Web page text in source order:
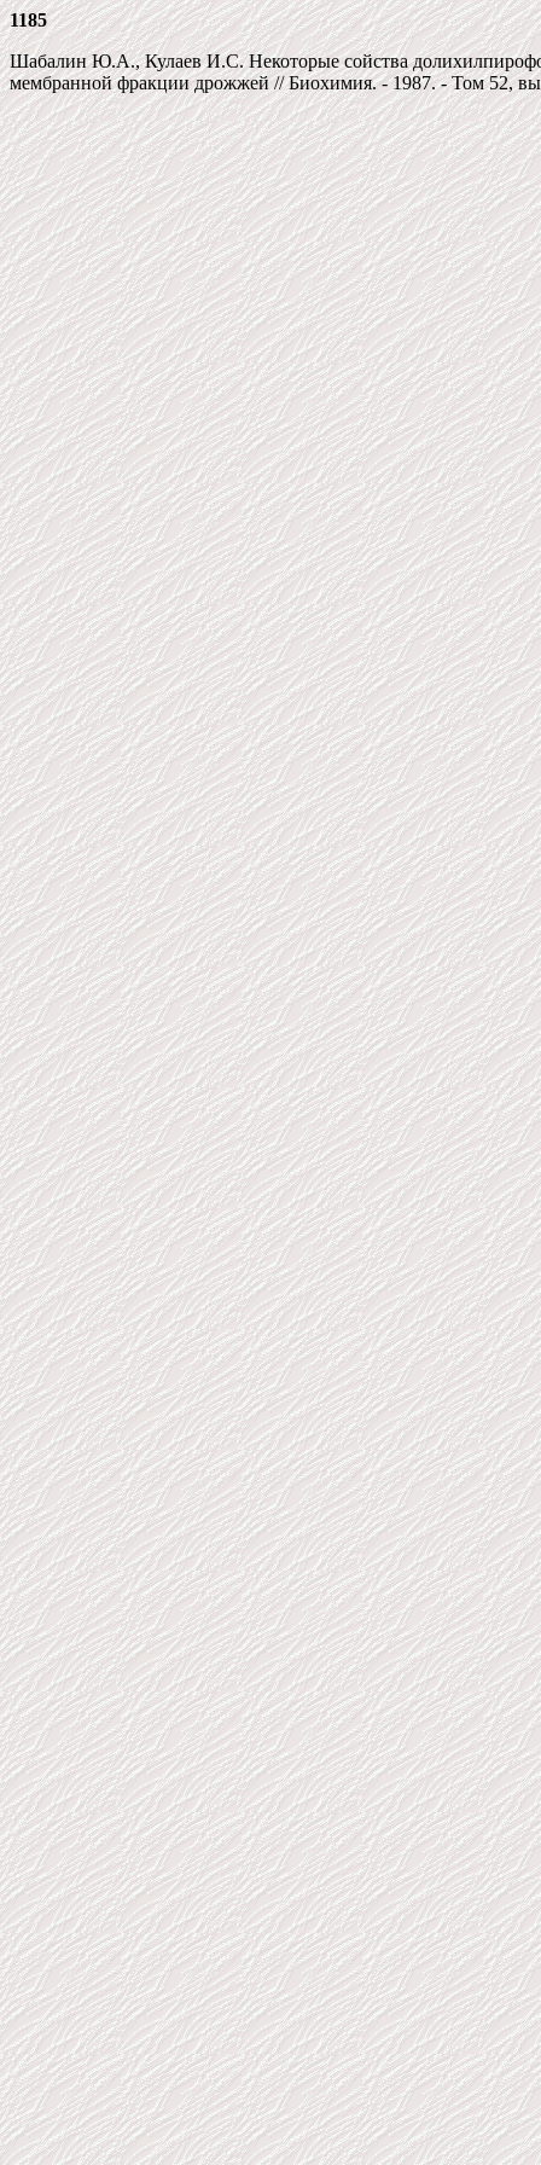
1185
Шабалин Ю.А., Кулаев И.С. Некоторые сойства
мембранной фракции дрожжей // Биохимия. - 1987. - Том 52,